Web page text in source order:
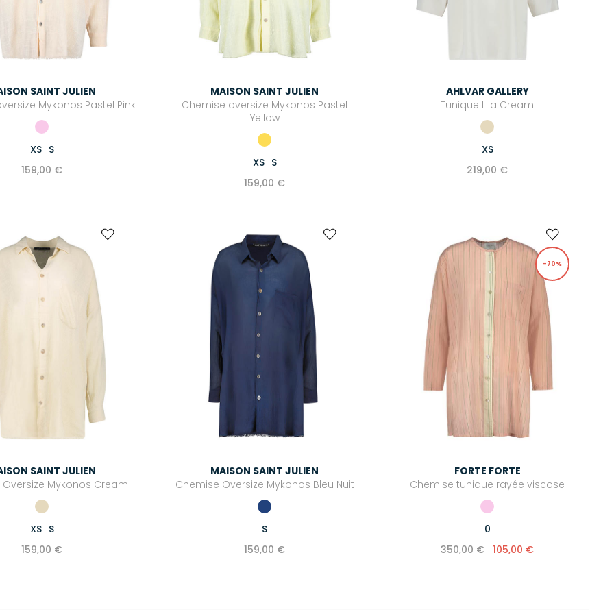
SAINT JULIEN
Mykonos Pastel Pink
XS S
159,00 €
MAISON SAINT JULIEN
Chemise oversize Mykonos Pastel
Yellow
XS S
159,00 €
AHLVAR GALLERY
Tunique Lila Cream
XS
219,00 €
SAINT JULIEN
Mykonos Cream
XS S
159,00 €
MAISON SAINT JULIEN
Chemise Oversize Mykonos Bleu Nuit
S
159,00 €
-70%
FORTE FORTE
Chemise tunique rayée viscose
0
350,00 € 105,00 €